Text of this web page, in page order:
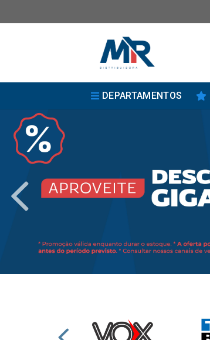
DEPARTAMENTOS